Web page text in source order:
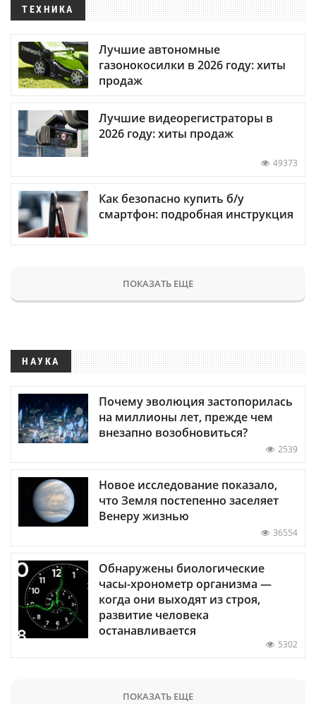
ТЕХНИКА
Лучшие автономные
газонокосилки в 2026 году: хиты
продаж
Лучшие видеорегистраторы в
2026 году: хиты продаж
49373
Как безопасно купить б/у
смартфон: подробная инструкция
ПОКАЗАТЬ ЕЩЕ
НАУКА
Почему эволюция застопорилась
на миллионы лет, прежде чем
внезапно возобновиться?
2539
Новое исследование показало,
что Земля постепенно заселяет
Венеру жизнью
36554
Обнаружены биологические
часы-хронометр организма —
когда они выходят из строя,
развитие человека
останавливается
5302
ПОКАЗАТЬ ЕЩЕ